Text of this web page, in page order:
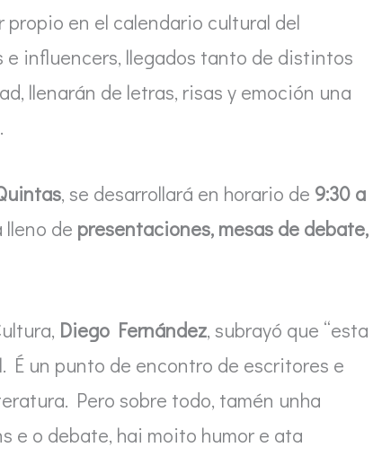
propio en el calendario cultural del
influencers, llegados tanto de distintos
llenarán de letras, risas y emoción una
, se desarrollará en horario de 9:30 a
lleno de presentaciones, mesas de debate,
Diego Fernández, subrayó que “esta
É un punto de encontro de escritores e
Pero sobre todo, tamén unha
e o debate, hai moito humor e ata